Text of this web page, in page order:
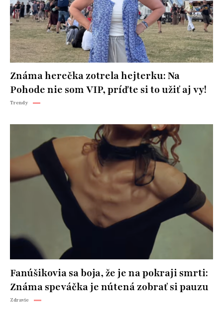
Známa herečka zotrela hejterku: Na
Pohode nie som VIP, príďte si to užiť aj vy!
Trendy
Fanúšikovia sa boja, že je na pokraji smrti:
Známa speváčka je nútená zobrať si pauzu
Zdravie